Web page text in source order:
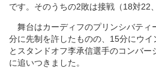
です。そのうちの2敗は接戦（18対22
舞台はカーディフのプリンシバティ
分に先制を許したものの、15分にウ
とスタンドオフ李承信選手のコンバー
に追いつきました。